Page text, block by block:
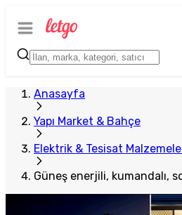
Anasayfa
Yapı Market & Bahçe
Elektrik & Tesisat
Güneş enerjili, kumandalı,